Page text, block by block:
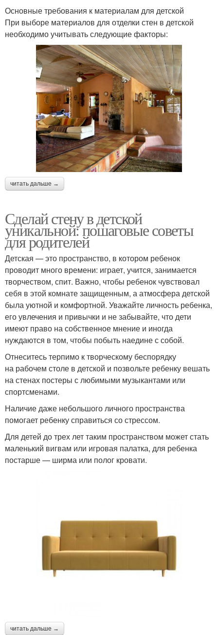
Основные требования к материалам для детской
При выборе материалов для отделки стен в детской
необходимо учитывать следующие факторы:
читать дальше →
Сделай стену в детской
уникальной: пошаговые советы
для родителей
Детская — это пространство, в котором ребенок
проводит много времени: играет, учится, занимается
творчеством, спит. Важно, чтобы ребенок чувствовал
себя в этой комнате защищенным, а атмосфера детской
была уютной и комфортной. Уважайте личность ребенка,
его увлечения и привычки и не забывайте, что дети
имеют право на собственное мнение и иногда
нуждаются в том, чтобы побыть наедине с собой.
Отнеситесь терпимо к творческому беспорядку
на рабочем столе в детской и позвольте ребенку вешать
на стенах постеры с любимыми музыкантами или
спортсменами.
Наличие даже небольшого личного пространства
помогает ребенку справиться со стрессом.
Для детей до трех лет таким пространством может стать
маленький вигвам или игровая палатка, для ребенка
постарше — ширма или полог кровати.
читать дальше →